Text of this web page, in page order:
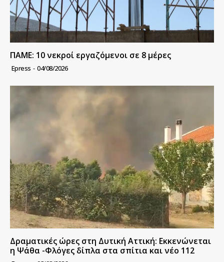
ΠΑΜΕ: 10 νεκροί εργαζόμενοι σε 8 μέρες
Epress - 04/08/2026
Δραματικές ώρες στη Δυτική Αττική: Εκκενώνεται
η Ψάθα -Φλόγες δίπλα στα σπίτια και νέο 112